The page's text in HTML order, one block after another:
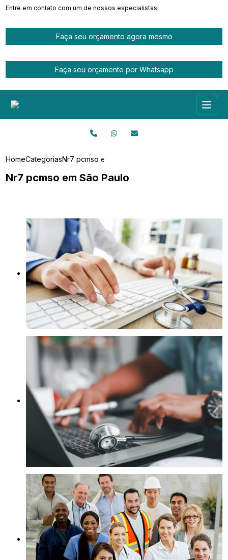
Entre em contato com um de nossos especialistas!
Faça seu orçamento agora mesmo
Faça seu orçamento por Whatsapp
HomeCategoriasNr7 pcmso em São Paulo
Nr7 pcmso em São Paulo